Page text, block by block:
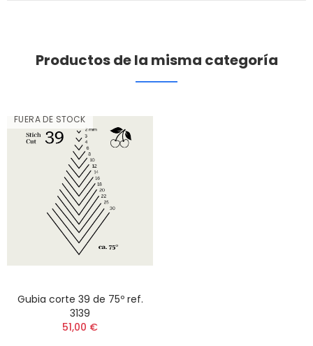
Productos de la misma categoría
FUERA DE STOCK
Gubia corte 39 de 75º ref.
3139
51,00 €